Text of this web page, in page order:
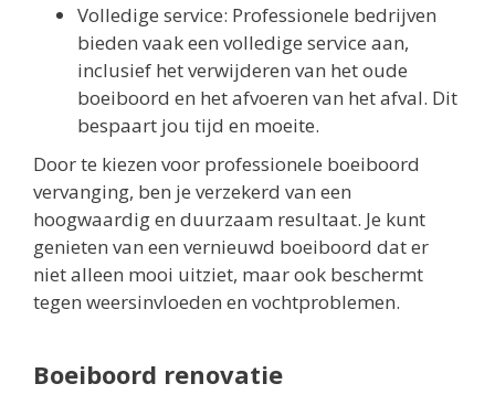
Volledige service: Professionele bedrijven
bieden vaak een volledige service aan,
inclusief het verwijderen van het oude
boeiboord en het afvoeren van het afval. Dit
bespaart jou tijd en moeite.
Door te kiezen voor professionele boeiboord
vervanging, ben je verzekerd van een
hoogwaardig en duurzaam resultaat. Je kunt
genieten van een vernieuwd boeiboord dat er
niet alleen mooi uitziet, maar ook beschermt
tegen weersinvloeden en vochtproblemen.
Boeiboord renovatie